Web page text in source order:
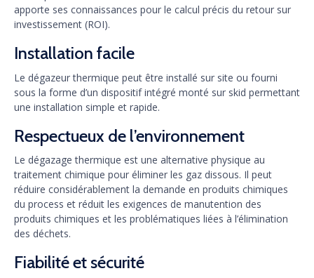
apporte ses connaissances pour le calcul précis du retour sur
investissement (ROI).
Installation facile
Le dégazeur thermique peut être installé sur site ou fourni
sous la forme d’un dispositif intégré monté sur skid permettant
une installation simple et rapide.
Respectueux de l’environnement
Le dégazage thermique est une alternative physique au
traitement chimique pour éliminer les gaz dissous. Il peut
réduire considérablement la demande en produits chimiques
du process et réduit les exigences de manutention des
produits chimiques et les problématiques liées à l’élimination
des déchets.
Fiabilité et sécurité